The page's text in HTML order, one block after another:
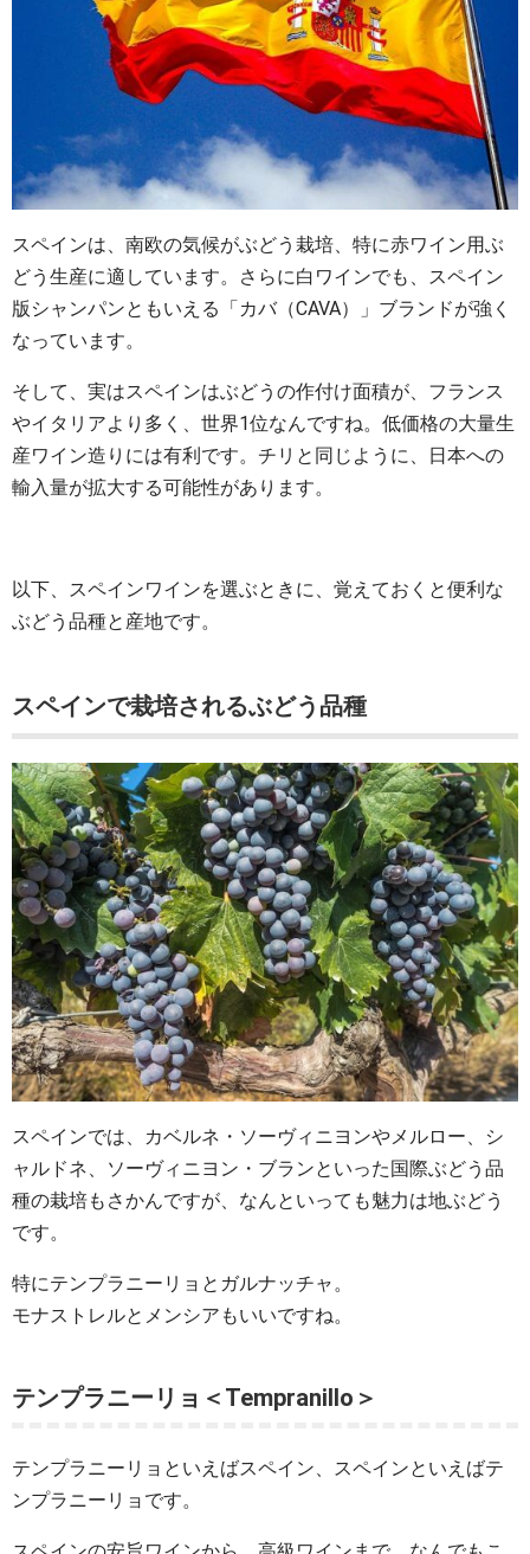
スペインは、南欧の気候がぶどう栽培、特に赤ワイン用ぶ
どう生産に適しています。さらに白ワインでも、スペイン
版シャンパンともいえる「カバ（CAVA）」ブランドが強く
なっています。
そして、実はスペインはぶどうの作付け面積が、フランス
やイタリアより多く、世界1位なんですね。低価格の大量生
産ワイン造りには有利です。チリと同じように、日本への
輸入量が拡大する可能性があります。
以下、スペインワインを選ぶときに、覚えておくと便利な
ぶどう品種と産地です。
スペインで栽培されるぶどう品種
スペインでは、カベルネ・ソーヴィニヨンやメルロー、シ
ャルドネ、ソーヴィニヨン・ブランといった国際ぶどう品
種の栽培もさかんですが、なんといっても魅力は地ぶどう
です。
特にテンプラニーリョとガルナッチャ。
モナストレルとメンシアもいいですね。
テンプラニーリョ＜Tempranillo＞
テンプラニーリョといえばスペイン、スペインといえばテ
ンプラニーリョです。